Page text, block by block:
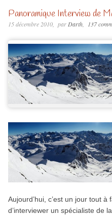
Panoramique Interview de
15 décembre 2010 par Darth 137
Aujourd’hui, c’est un jour tout
d’interviewer un spécialiste de